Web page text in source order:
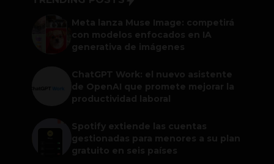
Meta lanza Muse Image: competirá
con modelos enfocados en IA
generativa de imágenes
ChatGPT Work: el nuevo asistente
de OpenAI que promete mejorar la
productividad laboral
Spotify extiende las cuentas
gestionadas para menores a su plan
gratuito en seis países